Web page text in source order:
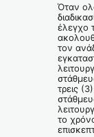
Όταν
έλεγχο
τον
τρεις
το